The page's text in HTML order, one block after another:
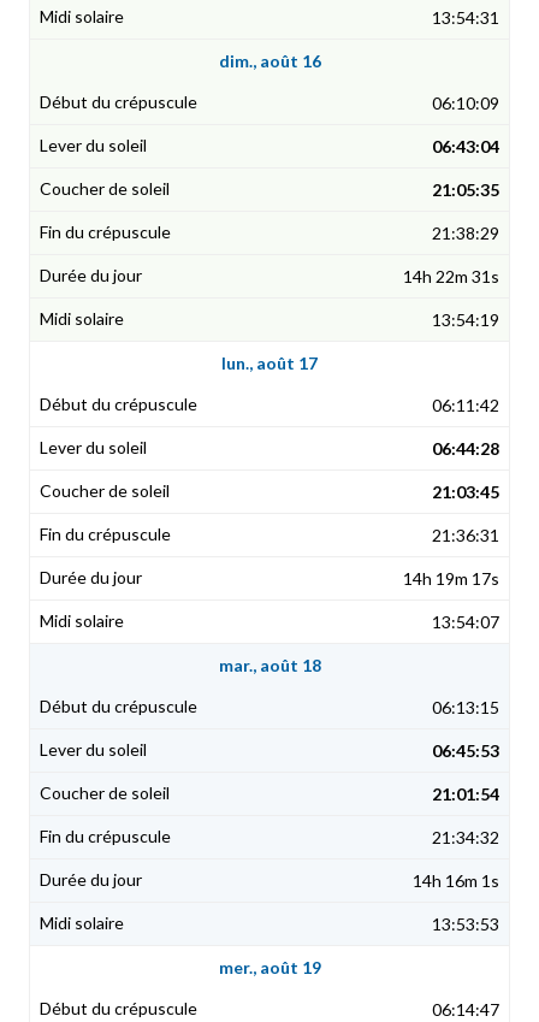
13:54:31
dim., août 16
06:10:09
06:43:04
21:05:35
21:38:29
14h 22m 31s
13:54:19
lun., août 17
06:11:42
06:44:28
21:03:45
21:36:31
14h 19m 17s
13:54:07
mar., août 18
06:13:15
06:45:53
21:01:54
21:34:32
14h 16m 1s
13:53:53
mer., août 19
06:14:47